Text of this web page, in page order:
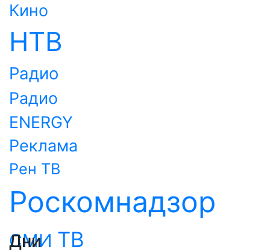
Кино
НТВ
Радио
Радио
ENERGY
Реклама
Рен ТВ
Роскомнадзор
СМИ ТВ
Дни